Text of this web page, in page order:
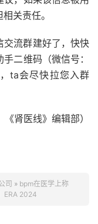
关责任。
交流群建好了，快快
二维码（微信号：
ta会尽快拉您入群
《肾医线》编辑部）
司 » bpm在医学上称
ERA 2024